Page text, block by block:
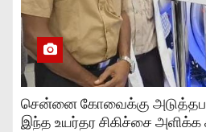
சென்னை கோவைக்கு
இந்த உயர்தர சிகிச்சை அளிக்க